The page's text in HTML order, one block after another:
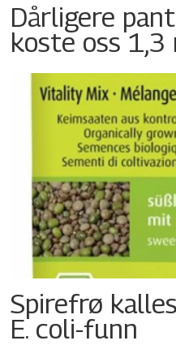
Dårligere
koste oss 1,3
Spirefrø
E. coli-funn